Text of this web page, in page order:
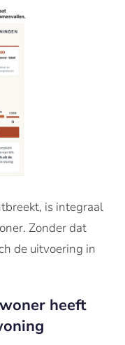
is integraal
Zonder dat
de uitvoering in
heeft